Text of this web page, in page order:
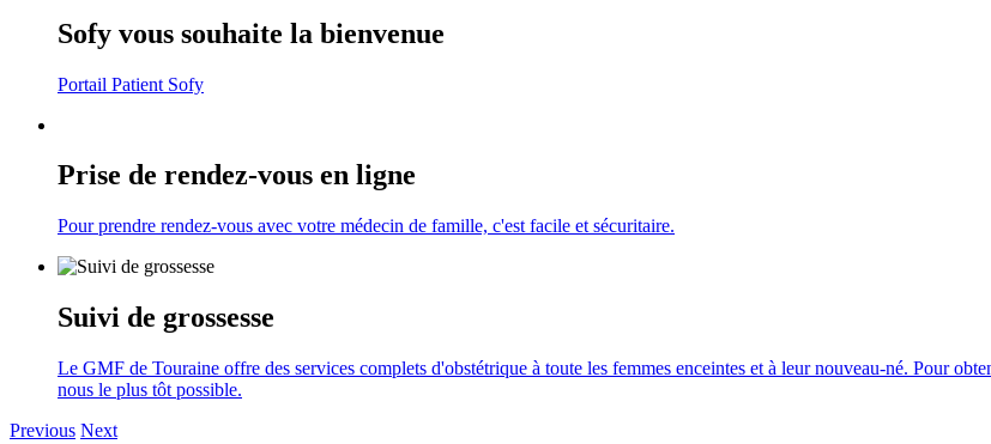
Sofy vous souhaite la bienvenue
Portail Patient Sofy
Prise de rendez-vous en ligne
Pour prendre rendez-vous avec votre médecin de famille, c'est facile et sécuritaire.
Suivi de grossesse
Le GMF de Touraine offre des services complets d'obstétrique à toute les femmes enceintes et à leur nouveau-né. Pour
nous le plus tôt possible.
Previous Next